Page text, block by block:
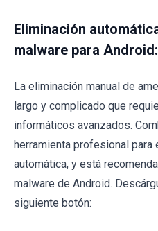
Eliminación
malware para Android:
La eliminación manual de
largo y complicado que
informáticos avanzados.
herramienta profesional
automática, y está
malware de Android.
siguiente botón: